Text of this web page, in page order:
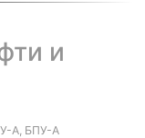
и
А, БПУ-А